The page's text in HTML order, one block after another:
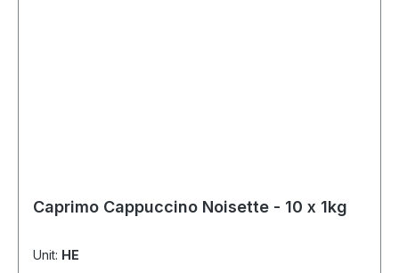
Caprimo Cappuccino Noisette - 10 x 1kg
Unit: HE